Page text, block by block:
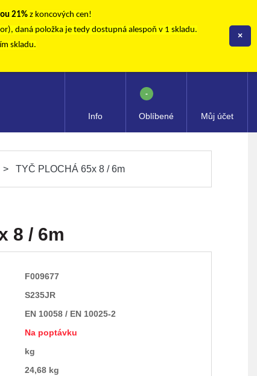
21% z koncových cen!
daná položka je tedy dostupná alespoň v 1 skladu.
skladu.
×
Info Oblíbené
-
Můj účet
TYČ PLOCHÁ 65x 8 / 6m
8 / 6m
F009677
S235JR
EN 10058 / EN 10025-2
Na poptávku
kg
24,68 kg